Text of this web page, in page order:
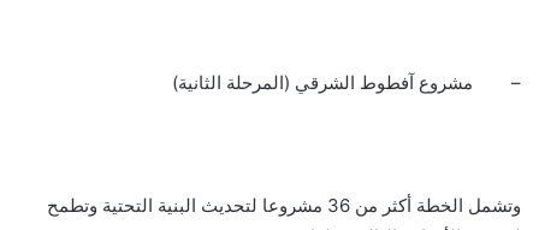
– مشروع آفطوط الشرقي (المرحلة الثانية)
وتشمل الخطة أكثر من 36 مشروعا لتحديث البنية التحتية وتطمح